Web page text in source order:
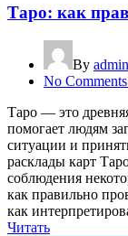
Таро: как
By
No
Таро — это
помогает людям
ситуации и
расклады карт
соблюдения
как правильно
как
Читать